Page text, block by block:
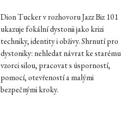
Dion Tucker v rozhovoru Jazz Biz 101
ukazuje fokální dystonii jako krizi
techniky, identity i obživy. Shrnutí pro
dystoniky: nehledat návrat ke starému
vzorci silou, pracovat s úsporností,
pomocí, otevřeností a malými
bezpečnými kroky.